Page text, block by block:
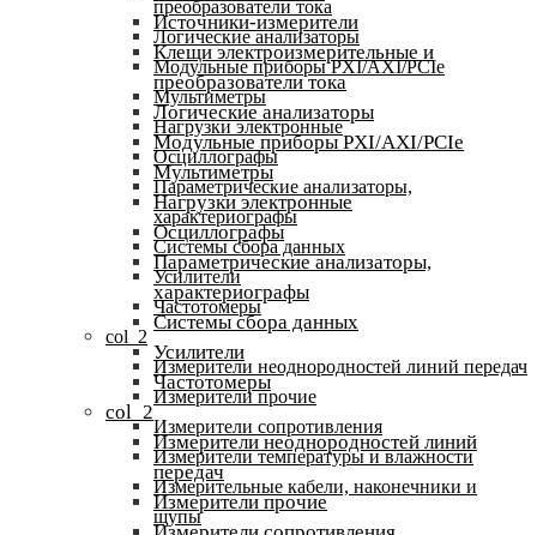
преобразователи тока
Логические анализаторы
Модульные приборы PXI/AXI/PCIe
Мультиметры
Нагрузки электронные
Осциллографы
Параметрические анализаторы,
характериографы
Системы сбора данных
Усилители
Частотомеры
col_2
Измерители неоднородностей линий передач
Измерители прочие
Измерители сопротивления
Измерители температуры и влажности
Измерительные кабели, наконечники и
щупы
Источники-измерители
Клещи электроизмерительные и
преобразователи тока
Логические анализаторы
Модульные приборы PXI/AXI/PCIe
Мультиметры
Нагрузки электронные
Осциллографы
Параметрические анализаторы,
характериографы
Системы сбора данных
Усилители
Частотомеры
col_2
Измерители неоднородностей линий
передач
Измерители прочие